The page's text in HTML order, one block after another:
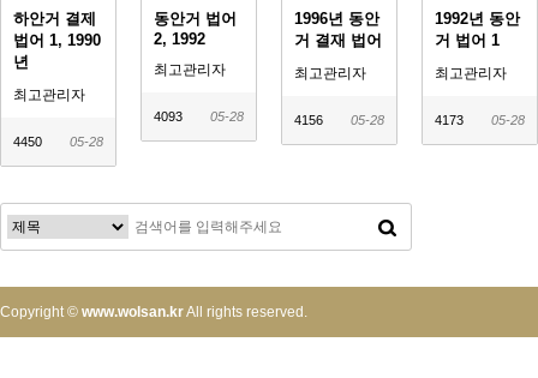
하안거 결제
법어 1, 1990
년
최고관리자
4450 05-28
동안거 법어
2, 1992
최고관리자
4093 05-28
1996년 동안
거 결재 법어
최고관리자
4156 05-28
1992년 동안
거 법어 1
최고관리자
4173 05-28
Copyright © www.wolsan.krAll rights reserved.